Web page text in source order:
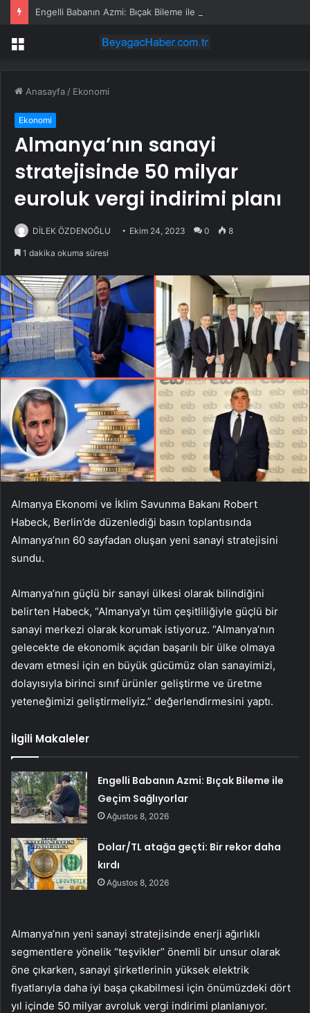
Engelli Babanın Azmi: Bıçak Bileme ile Geçim Sağlıyorlar
Menü
Anasayfa / Ekonomi
Ekonomi
Almanya’nın sanayi
stratejisinde 50 milyar
euroluk vergi indirimi planı
DİLEK ÖZDENOĞLU Ekim 24, 2023 0 8
1 dakika okuma süresi
Almanya Ekonomi ve İklim Savunma Bakanı Robert
Habeck, Berlin’de düzenlediği basın toplantısında
Almanya’nın 60 sayfadan oluşan yeni sanayi stratejisini
sundu.
Almanya’nın güçlü bir sanayi ülkesi olarak bilindiğini
belirten Habeck, “Almanya’yı tüm çeşitliliğiyle güçlü bir
sanayi merkezi olarak korumak istiyoruz. “Almanya’nın
gelecekte de ekonomik açıdan başarılı bir ülke olmaya
devam etmesi için en büyük gücümüz olan sanayimizi,
dolayısıyla birinci sınıf ürünler geliştirme ve üretme
yeteneğimizi geliştirmeliyiz.” değerlendirmesini yaptı.
İlgili Makaleler
Engelli Babanın Azmi: Bıçak Bileme ile
Geçim Sağlıyorlar
Ağustos 8, 2026
Dolar/TL atağa geçti: Bir rekor daha
kırdı
Ağustos 8, 2026
Almanya’nın yeni sanayi stratejisinde enerji ağırlıklı
segmentlere yönelik “teşvikler” önemli bir unsur olarak
öne çıkarken, sanayi şirketlerinin yüksek elektrik
fiyatlarıyla daha iyi başa çıkabilmesi için önümüzdeki dört
yıl içinde 50 milyar avroluk vergi indirimi planlanıyor.